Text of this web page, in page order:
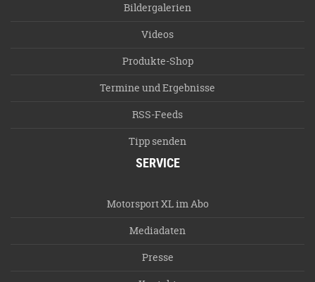
Bildergalerien
Videos
Produkte-Shop
Termine und Ergebnisse
RSS-Feeds
Tipp senden
SERVICE
Motorsport XL im Abo
Mediadaten
Presse